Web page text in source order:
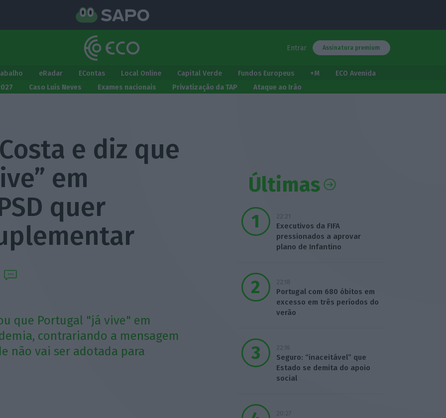
Entrar Assinatura premium
eRadar EContas Local Online Capital Verde Fundos Europeus +M
ECO Avenida
Caso Luís Neves Exames nacionais Privatização da TAP Ataque ao Irão
e diz que
em
quer
que Portugal "já vive" em
contrariando a mensagem
não vai ser adotada para
Últimas
22:21
Executivos da FIFA
pressionados a aprovar
plano de Infantino
22:18
Portugal com 680 óbitos em
excesso em três períodos do
verão
22:16
Seguro: “inaceitável” que
Estado se demita do apoio
social
20:27